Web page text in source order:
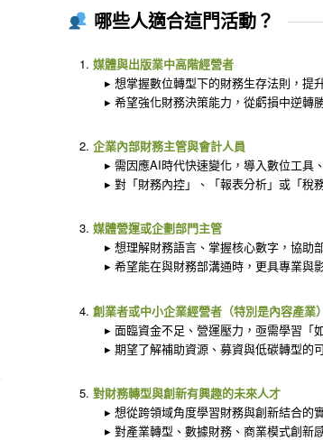
哪些人適合這門活動？
媒體與出版業中高階經營者
▸ 想掌握數位轉型下的財務生存法則，提
▸ 希望強化財務決策能力，從虧損中逆轉
企業內部財務主管與會計人員
▸ 需因應AI時代快速變化，導入數位工具
▸ 對「財務內控」、「報表分析」或「稅
媒體營運或企劃部門主管
▸ 想理解財務語言、掌握核心數字，協助
▸ 希望能在與財務部溝通時，更具專業與
創業者或中小企業經營者（特別是內容產業）
▸ 面臨資金不足、營運壓力，亟需學習「
▸ 期望了解補助資源、募資與低碳轉型的
對財務轉型與創新有興趣的未來人才
▸ 想從跨領域角度學習財務與創新結合的
▸ 對產業轉型、數據財務、商業模式創新